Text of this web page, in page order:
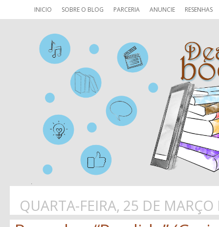
INICIO SOBRE O BLOG PARCERIA ANUNCIE RESENHAS
QUARTA-FEIRA, 25 DE